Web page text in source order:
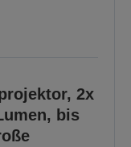
2x
bis